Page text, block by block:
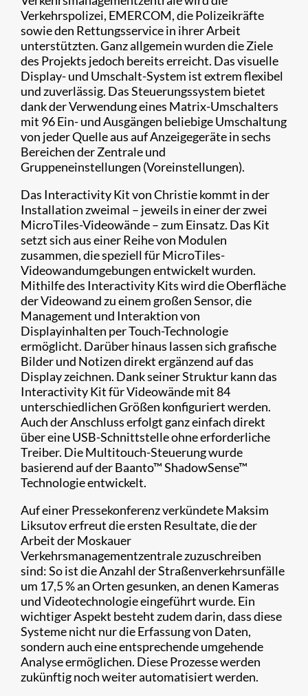
Verkehrspolizei, EMERCOM, die Polizeikräfte
sowie den Rettungsservice in ihrer Arbeit
unterstützten. Ganz allgemein wurden die Ziele
des Projekts jedoch bereits erreicht. Das visuelle
Display- und Umschalt-System ist extrem flexibel
und zuverlässig. Das Steuerungssystem bietet
dank der Verwendung eines Matrix-Umschalters
mit 96 Ein- und Ausgängen beliebige Umschaltung
von jeder Quelle aus auf Anzeigegeräte in sechs
Bereichen der Zentrale und
Gruppeneinstellungen (Voreinstellungen).
Das Interactivity Kit von Christie kommt in der
Installation zweimal – jeweils in einer der zwei
MicroTiles-Videowände – zum Einsatz. Das Kit
setzt sich aus einer Reihe von Modulen
zusammen, die speziell für MicroTiles-
Videowandumgebungen entwickelt wurden.
Mithilfe des Interactivity Kits wird die Oberfläche
der Videowand zu einem großen Sensor, die
Management und Interaktion von
Displayinhalten per Touch-Technologie
ermöglicht. Darüber hinaus lassen sich grafische
Bilder und Notizen direkt ergänzend auf das
Display zeichnen. Dank seiner Struktur kann das
Interactivity Kit für Videowände mit 84
unterschiedlichen Größen konfiguriert werden.
Auch der Anschluss erfolgt ganz einfach direkt
über eine USB-Schnittstelle ohne erforderliche
Treiber. Die Multitouch-Steuerung wurde
basierend auf der Baanto™ ShadowSense™
Technologie entwickelt.
Auf einer Pressekonferenz verkündete Maksim
Liksutov erfreut die ersten Resultate, die der
Arbeit der Moskauer
Verkehrsmanagementzentrale zuzuschreiben
sind: So ist die Anzahl der Straßenverkehrsunfälle
um 17,5 % an Orten gesunken, an denen Kameras
und Videotechnologie eingeführt wurde. Ein
wichtiger Aspekt besteht zudem darin, dass diese
Systeme nicht nur die Erfassung von Daten,
sondern auch eine entsprechende umgehende
Analyse ermöglichen. Diese Prozesse werden
zukünftig noch weiter automatisiert werden.